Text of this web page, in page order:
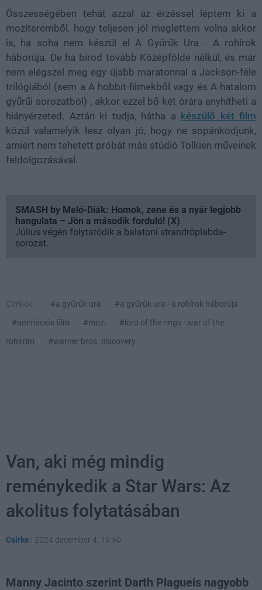
Összességében tehát azzal az érzéssel léptem ki a
moziteremből, hogy teljesen jól meglettem volna akkor
is, ha soha nem készül el A Gyűrűk Ura - A rohírok
háborúja. De ha bírod tovább Középfölde nélkül, és már
nem elégszel meg egy újabb maratonnal a Jackson-féle
trilógiából (sem a A hobbit-filmekből vagy és A hatalom
gyűrűi sorozatból) , akkor ezzel bő két órára enyhítheti a
hiányérzeted. Aztán ki tudja, hátha a készülő két film
közül valamelyik lesz olyan jó, hogy ne sopánkodjunk,
amiért nem tehetett próbát más stúdió Tolkien műveinek
feldolgozásával.
SMASH by Meló-Diák: Homok, zene és a nyár legjobb
hangulata – Jön a második forduló! (X)
Július végén folytatódik a balatoni strandröplabda-
sorozat.
Címkék: #a gyűrűk ura
#a gyűrűk ura - a rohírok háborúja
#animációs film
#mozi
#lord of the rings - war of the
rohirrim
#warner bros. discovery
Van, aki még mindig
reménykedik a Star Wars: Az
akolitus folytatásában
Csirke | 2024 december 4. 19:50
Manny Jacinto szerint Darth Plagueis nagyobb